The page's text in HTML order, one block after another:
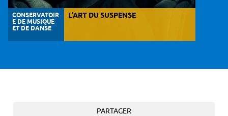
CONSERVATOIR
E DE MUSIQUE
ET DE DANSE
L’ART DU SUSPENSE
PARTAGER